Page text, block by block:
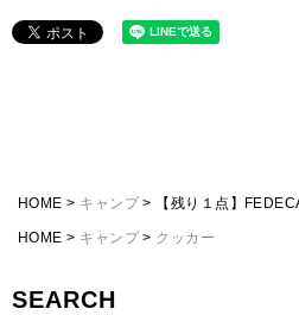
SEARCH
HOME キャンプ 【残り１点】
HOME キャンプ クッカー